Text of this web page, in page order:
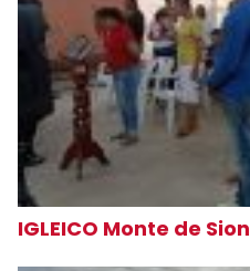
IGLEICO Monte de Sion